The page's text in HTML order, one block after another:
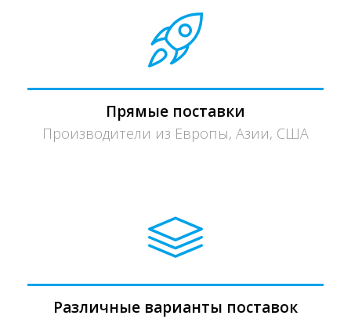
Прямые поставки
Производители из Европы, Азии, США
Различные варианты поставок